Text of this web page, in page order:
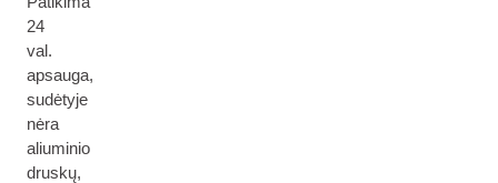
24
val.
apsauga,
sudėtyje
nėra
aliuminio
druskų,